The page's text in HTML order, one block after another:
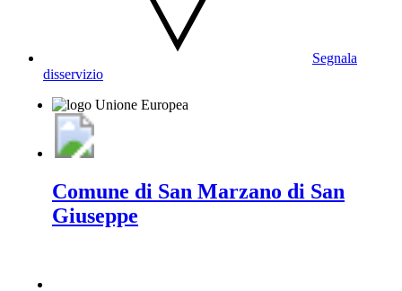
Segnala
disservizio
Comune di San Marzano di San
Giuseppe